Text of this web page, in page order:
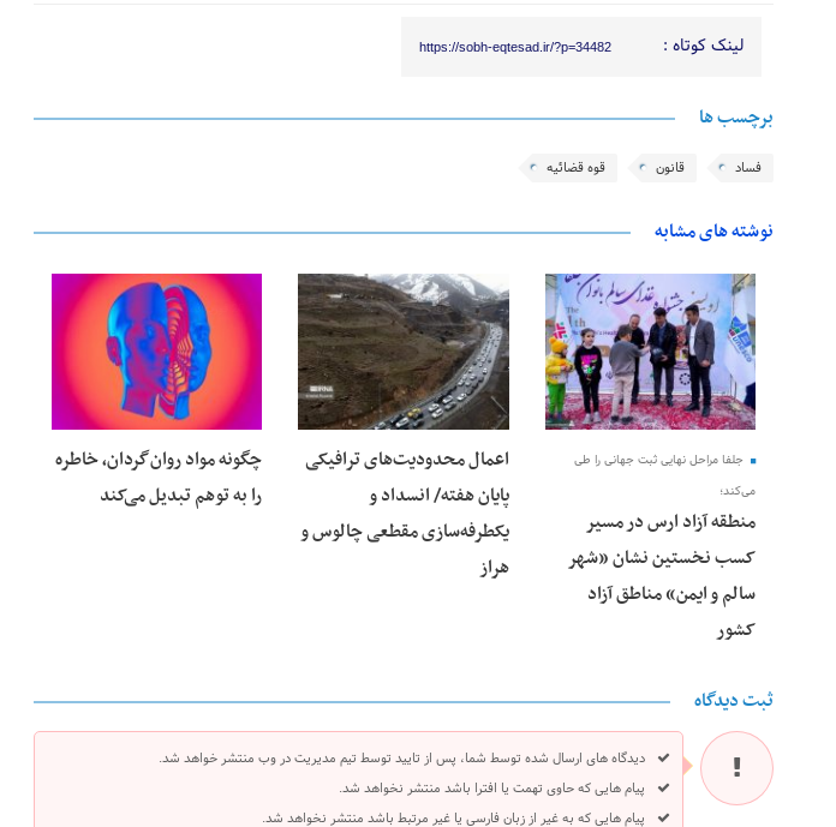
لینک کوتاه : https://sobh-eqtesad.ir/?p=34482
برچسب ها
فساد قانون قوه قضائیه
نوشته های مشابه
28 فوریه 2026
جلفا مراحل نهایی ثبت جهانی را طی
می‌کند؛
منطقه آزاد ارس در مسیر
کسب نخستین نشان «شهر
سالم و ایمن» مناطق آزاد
کشور
25 فوریه 2026
اعمال محدودیت‌های ترافیکی
پایان هفته/ انسداد و
یکطرفه‌سازی مقطعی چالوس و
هراز
25 فوریه 2026
چگونه مواد روان‌گردان، خاطره
را به توهم تبدیل می‌کند
ثبت دیدگاه
دیدگاه های ارسال شده توسط شما، پس از تایید توسط تیم مدیریت در وب منتشر خواهد شد.
پیام هایی که حاوی تهمت یا افترا باشد منتشر نخواهد شد.
پیام هایی که به غیر از زبان فارسی یا غیر مرتبط باشد منتشر نخواهد شد.